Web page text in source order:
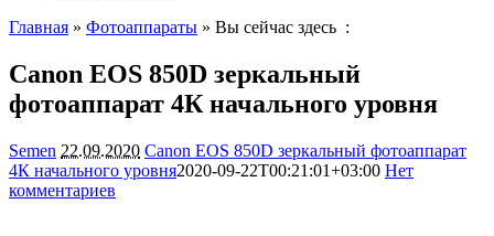
Главная » Фотоаппараты » Вы сейчас здесь :
Canon EOS 850D зеркальный
фотоаппарат 4К начального уровня
Semen 22.09.2020 Canon EOS 850D зеркальный фотоаппарат
4К начального уровня2020-09-22T00:21:01+03:00 Нет
комментариев